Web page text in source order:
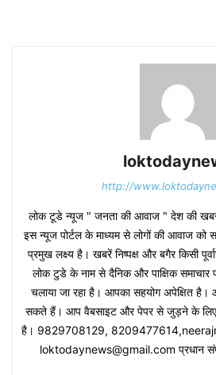
http://
लोक टूडे न्यूज " जनता की आवाज " देश की
इस न्यूज पोर्टल के माध्यम से लोगों की आवाज को
प्रमुख लक्ष्य है। खबरें निष्पक्ष और बगैर किसी
लोक टुडे के नाम से दैनिक और पाक्षिक
चलाया जा रहा है। आपका सहयोग अपेक्षित
सकते हैं। आप वैबसाइट और पेपर से जुड़ने के
है। 9829708129,
loktodaynews@gmail.com प्रधान